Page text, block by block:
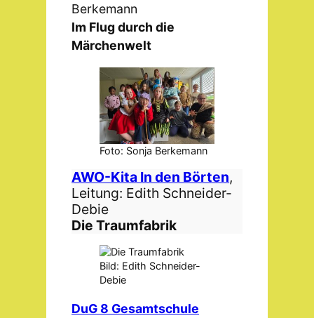
Berkemann
Im Flug durch die
Märchenwelt
Foto: Sonja Berkemann
AWO-Kita In den Börten,
Leitung: Edith Schneider-
Debie
Die Traumfabrik
Bild: Edith Schneider-
Debie
DuG 8 Gesamtschule